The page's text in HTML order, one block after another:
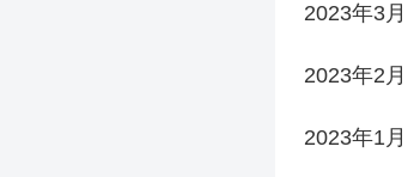
2023年3月
2023年2月
2023年1月